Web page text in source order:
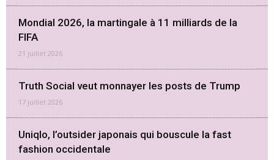
Mondial 2026, la martingale à 11 milliards de la
FIFA
21 juillet 2026
Truth Social veut monnayer les posts de Trump
17 juillet 2026
Uniqlo, l’outsider japonais qui bouscule la fast
fashion occidentale